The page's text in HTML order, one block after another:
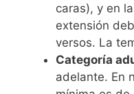
caras), y en
extensión
versos. La
Categoría
adelante. En